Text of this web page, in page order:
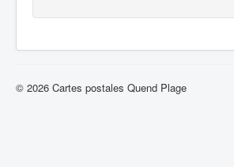
© 2026 Cartes postales Quend Plage